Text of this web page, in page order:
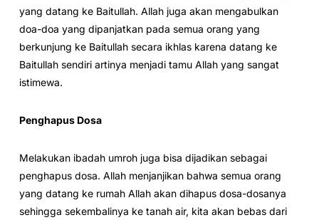
yang datang ke Baitullah. Allah juga akan mengabulkan
doa-doa yang dipanjatkan pada semua orang yang
berkunjung ke Baitullah secara ikhlas karena datang ke
Baitullah sendiri artinya menjadi tamu Allah yang sangat
istimewa.
Penghapus Dosa
Melakukan ibadah umroh juga bisa dijadikan sebagai
penghapus dosa. Allah menjanjikan bahwa semua orang
yang datang ke rumah Allah akan dihapus dosa-dosanya
sehingga sekembalinya ke tanah air, kita akan bebas dari